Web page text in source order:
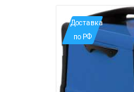
*Доставка
по РФ